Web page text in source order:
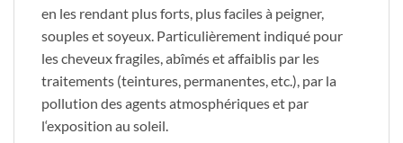
en les rendant plus forts, plus faciles à peigner,
souples et soyeux. Particulièrement indiqué pour
les cheveux fragiles, abîmés et affaiblis par les
traitements (teintures, permanentes, etc.), par la
pollution des agents atmosphériques et par
l‘exposition au soleil.